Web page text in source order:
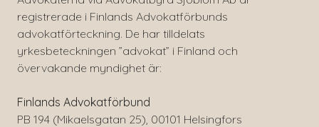
registrerade i Finlands Advokatförbunds
advokatförteckning. De har tilldelats
yrkesbeteckningen ”advokat” i Finland och
övervakande myndighet är:
Finlands Advokatförbund
PB 194 (Mikaelsgatan 25), 00101 Helsingfors